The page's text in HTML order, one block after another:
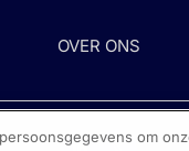
OVER ONS
om